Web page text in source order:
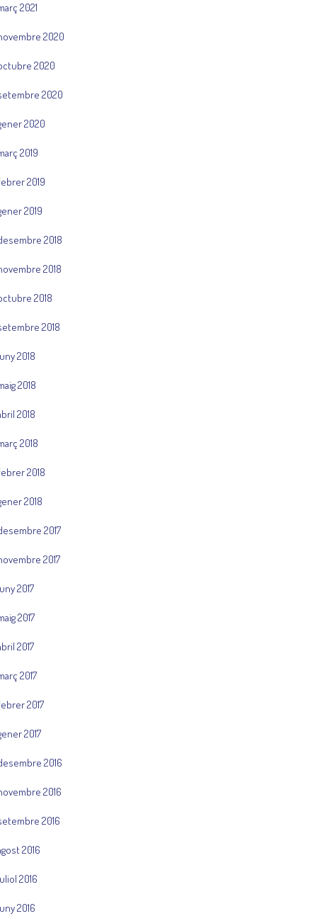
2021
2020
2020
2020
2020
2019
2019
2019
2018
2018
2018
2018
2018
2018
2018
2018
2018
2018
2017
2017
2017
2017
2017
2017
2017
2017
2016
2016
2016
2016
2016
2016